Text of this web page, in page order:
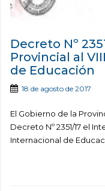
Decreto Nº
Provincial al
de Educación
18 de agosto de 2017
El Gobierno de la
Decreto Nº 2351/17 el
Internacional de